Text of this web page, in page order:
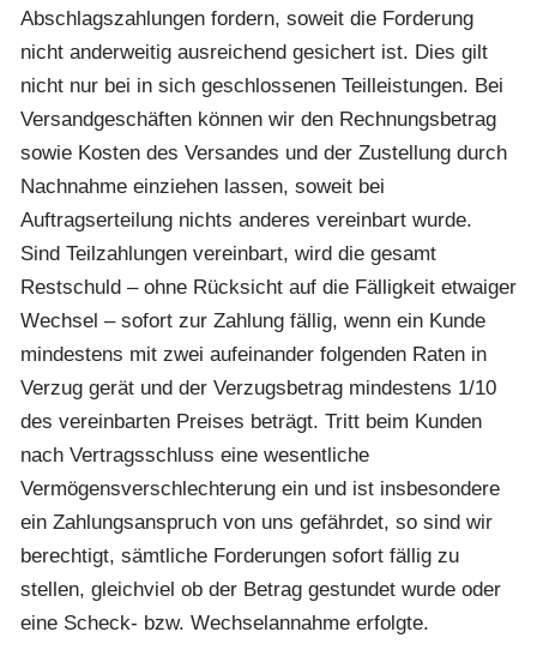
Abschlagszahlungen fordern, soweit die Forderung
nicht anderweitig ausreichend gesichert ist. Dies gilt
nicht nur bei in sich geschlossenen Teilleistungen. Bei
Versandgeschäften können wir den Rechnungsbetrag
sowie Kosten des Versandes und der Zustellung durch
Nachnahme einziehen lassen, soweit bei
Auftragserteilung nichts anderes vereinbart wurde.
Sind Teilzahlungen vereinbart, wird die gesamt
Restschuld – ohne Rücksicht auf die Fälligkeit etwaiger
Wechsel – sofort zur Zahlung fällig, wenn ein Kunde
mindestens mit zwei aufeinander folgenden Raten in
Verzug gerät und der Verzugsbetrag mindestens 1/10
des vereinbarten Preises beträgt. Tritt beim Kunden
nach Vertragsschluss eine wesentliche
Vermögensverschlechterung ein und ist insbesondere
ein Zahlungsanspruch von uns gefährdet, so sind wir
berechtigt, sämtliche Forderungen sofort fällig zu
stellen, gleichviel ob der Betrag gestundet wurde oder
eine Scheck- bzw. Wechselannahme erfolgte.